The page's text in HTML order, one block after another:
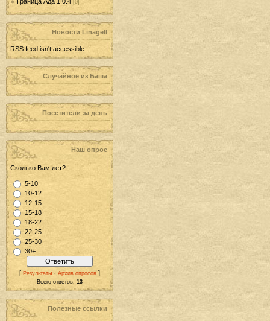
[0]
Новости LinageII
RSS feed isn't accessible
Случайное из Баша
Посетители за день
Наш опрос
Сколько Вам лет?
5-10
10-12
12-15
15-18
18-22
22-25
25-30
30+
[ Результаты · Архив опросов ]
Всего ответов: 13
Полезные ссылки